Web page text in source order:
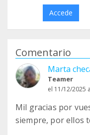
Accede
Comentario
Marta
Teamer
el 11/12/2025
Mil gracias por
siempre, por ellos